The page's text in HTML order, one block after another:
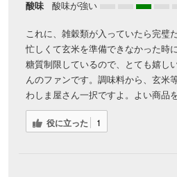
酸味
酸味が強い
これに、雑穀類が入っていたら完璧
忙しくて玄米を準備できなかった時
糖質制限しているので、とても嬉し
んのファンです。調味料から、玄米
わしま屋さん一択ですよ。よい商品
役に立った 1